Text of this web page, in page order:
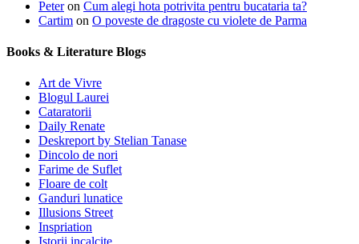
Peteron Cum alegi hota potrivita pentru bucataria ta?
Cartim on O poveste de dragoste cu violete de Parma
Books & Literature Blogs
Art de Vivre
Blogul Laurei
Cataratorii
Daily Renate
Deskreport by Stelian Tanase
Dincolo de nori
Farime de Suflet
Floare de colt
Ganduri lunatice
Illusions Street
Inspriation